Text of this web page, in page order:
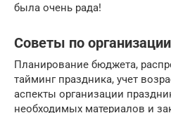
была очень рада!
Советы по организации
Планирование бюджета,
тайминг праздника, учет
аспекты организации
необходимых материалов и